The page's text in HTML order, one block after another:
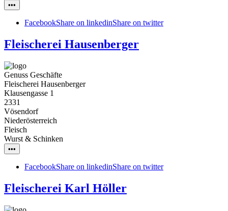
•••
FacebookShare on linkedinShare on twitter
Fleischerei Hausenberger
Genuss Geschäfte
Fleischerei Hausenberger
Klausengasse 1
2331
Vösendorf
Niederösterreich
Fleisch
Wurst & Schinken
•••
FacebookShare on linkedinShare on twitter
Fleischerei Karl Höller